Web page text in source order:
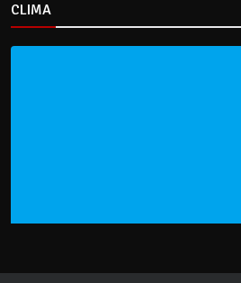
CLIMA